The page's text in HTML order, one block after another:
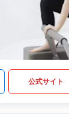
公式サイト